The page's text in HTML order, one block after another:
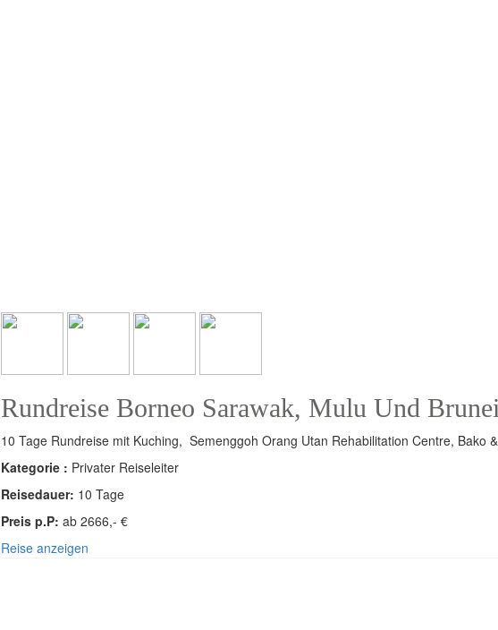
Rundreise Borneo Sarawak, Mulu Und
10 Tage Rundreise mit Kuching, Semenggoh Orang Utan Rehabilitation Centre, Bako
Kategorie : Privater Reiseleiter
Reisedauer: 10 Tage
Preis p.P: ab 2666,- €
Reise anzeigen